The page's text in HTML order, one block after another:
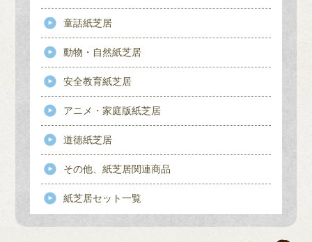
童話紙芝居
動物・自然紙芝居
安全教育紙芝居
アニメ・家庭版紙芝居
道徳紙芝居
その他、紙芝居関連商品
紙芝居セット一覧